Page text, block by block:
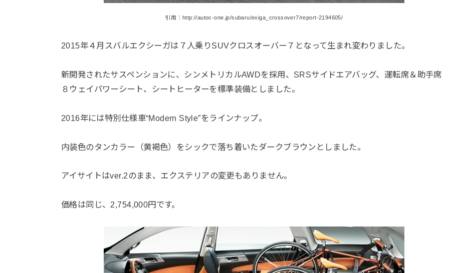
引用：http://autoc-one.jp/subaru/exiga_crossover7/report-2194605/
2015年４月スバルエクシーガは７人乗りSUVクロスオーバー７となって生まれ変わりました。
新開発されたサスペンションに、シンメトリカルAWDを採用、SRSサイドエアバッグ、運転席＆助手席
８ウェイパワーシート、シートヒーターを標準装備としました。
2016年には特別仕様車“Modern Style”をラインナップ。
内装色のタンカラー（黄褐色）をシックで落ち着いたダークブラウンとしました。
アイサイトはver.2のまま、エクステリアの変更もありません。
価格は同じ、2,754,000円です。